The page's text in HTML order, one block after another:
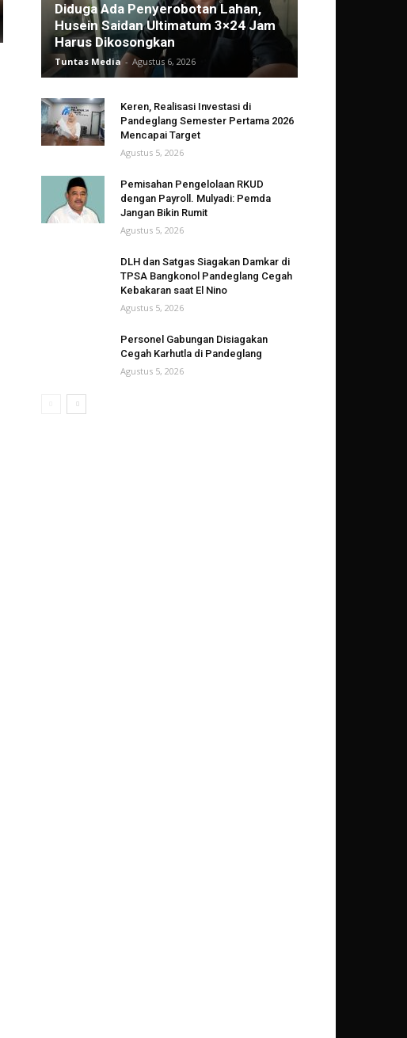
Diduga Ada Penyerobotan Lahan,
Husein Saidan Ultimatum 3×24 Jam
Harus Dikosongkan
Tuntas Media - Agustus 6, 2026
Keren, Realisasi Investasi di
Pandeglang Semester Pertama 2026
Mencapai Target
Agustus 5, 2026
Pemisahan Pengelolaan RKUD
dengan Payroll. Mulyadi: Pemda
Jangan Bikin Rumit
Agustus 5, 2026
DLH dan Satgas Siagakan Damkar di
TPSA Bangkonol Pandeglang Cegah
Kebakaran saat El Nino
Agustus 5, 2026
Personel Gabungan Disiagakan
Cegah Karhutla di Pandeglang
Agustus 5, 2026